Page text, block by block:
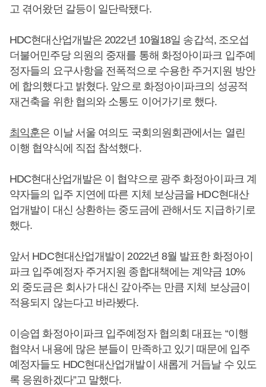
고 겪어왔던 갈등이 일단락됐다.
HDC현대산업개발은 2022년 10월18일 송갑석, 조오섭
더불어민주당 의원의 중재를 통해 화정아이파크 입주예
정자들의 요구사항을 전폭적으로 수용한 주거지원 방안
에 합의했다고 밝혔다. 앞으로 화정아이파크의 성공적
재건축을 위한 협의와 소통도 이어가기로 했다.
최익훈은 이날 서울 여의도 국회의원회관에서는 열린
이행 협약식에 직접 참석했다.
HDC현대산업개발은 이 협약으로 광주 화정아이파크 계
약자들의 입주 지연에 따른 지체 보상금을 HDC현대산
업개발이 대신 상환하는 중도금에 관해서도 지급하기로
했다.
앞서 HDC현대산업개발이 2022년 8월 발표한 화정아이
파크 입주예정자 주거지원 종합대책에는 계약금 10%
외 중도금은 회사가 대신 갚아주는 만큼 지체 보상금이
적용되지 않는다고 바라봤다.
이승엽 화정아이파크 입주예정자 협의회 대표는 “이행
협약서 내용에 많은 분들이 만족하고 있기 때문에 입주
예정자들도 HDC현대산업개발이 새롭게 거듭날 수 있도
록 응원하겠다”고 말했다.